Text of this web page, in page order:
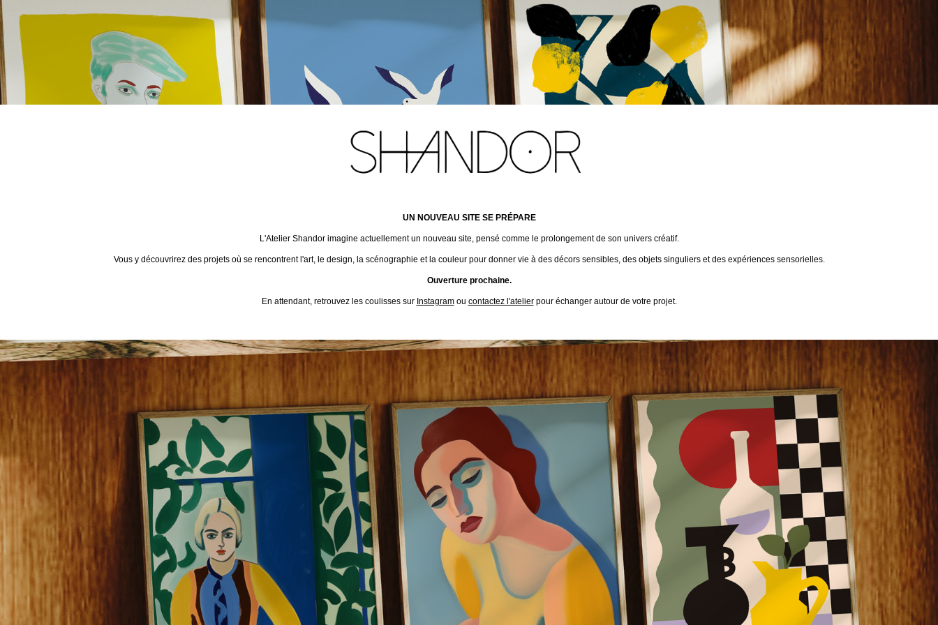
UN NOUVEAU SITE SE PRÉPARE
L'Atelier Shandor imagine actuellement un nouveau site, pensé comme le prolongement de son univers créatif.
Vous y découvrirez des projets où se rencontrent l'art, le design, la scénographie et la couleur pour donner vie à des décors sensibles, des objets singuliers et des expériences sensorielles.
Ouverture prochaine.
En attendant, retrouvez les coulisses sur Instagramou contactez l'atelierpour échanger autour de votre projet.